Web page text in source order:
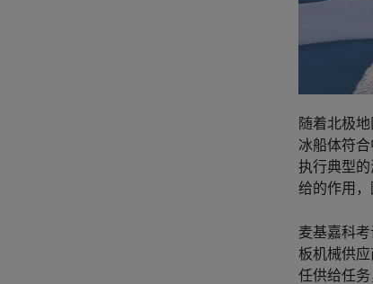
随着北极
冰船体符
执行典型
给的作用，
麦基嘉科
板机械供
任供给任